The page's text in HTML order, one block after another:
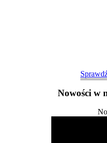
Nowości w